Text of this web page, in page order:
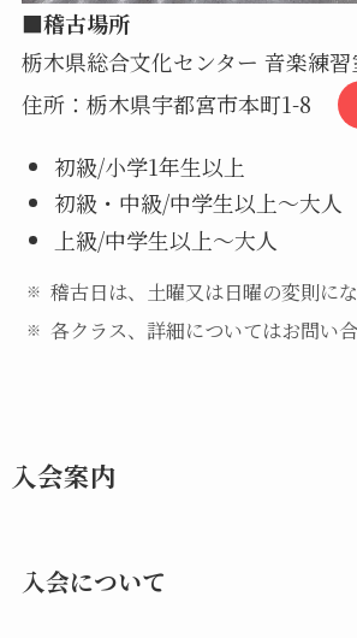
■稽古場所
栃木県総合文化センター 音楽練習
住所：栃木県宇都宮市本町1-8
初級/小学1年生以上
初級・中級/中学生以上～大人
上級/中学生以上～大人
稽古日は、土曜又は日曜の変則にな
各クラス、詳細についてはお問い合
入会案内
入会について